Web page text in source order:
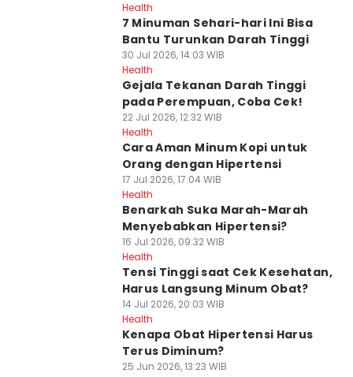
Health
7 Minuman Sehari-hari Ini Bisa
Bantu Turunkan Darah Tinggi
30 Jul 2026, 14:03 WIB
Health
Gejala Tekanan Darah Tinggi
pada Perempuan, Coba Cek!
22 Jul 2026, 12:32 WIB
Health
Cara Aman Minum Kopi untuk
Orang dengan Hipertensi
17 Jul 2026, 17:04 WIB
Health
Benarkah Suka Marah-Marah
Menyebabkan Hipertensi?
16 Jul 2026, 09:32 WIB
Health
Tensi Tinggi saat Cek Kesehatan,
Harus Langsung Minum Obat?
14 Jul 2026, 20:03 WIB
Health
Kenapa Obat Hipertensi Harus
Terus Diminum?
25 Jun 2026, 13:23 WIB